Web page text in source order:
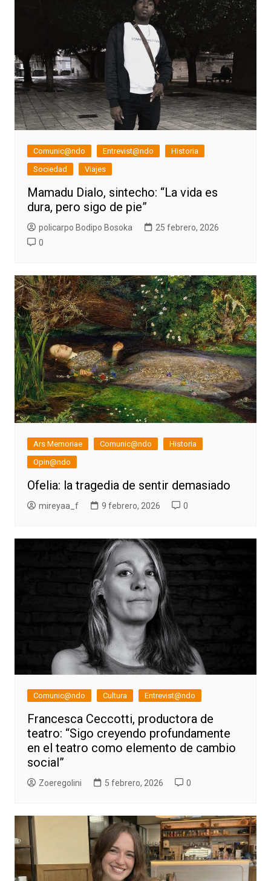
Comunic@ndo Entrevist@ndo
Historia
Sociedad
Viajes
Mamadu Dialo, sintecho: “La vida es
dura, pero sigo de pie”
policarpo Bodipo Bosoka
25 febrero, 2026
0
Ars Memoriae Comunic@ndo
Historia
Opin@ndo
Ofelia: la tragedia de sentir demasiado
mireyaa_f 9 febrero, 2026 0
Comunic@ndo Cultura Entrevist@ndo
Francesca Ceccotti, productora de
teatro: “Sigo creyendo profundamente
en el teatro como elemento de cambio
social”
Zoeregolini 5 febrero, 2026 0